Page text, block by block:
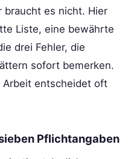
braucht es nicht. Hier
Liste, eine bewährte
drei Fehler, die
sofort bemerken.
Arbeit entscheidet oft
Pflichtangaben